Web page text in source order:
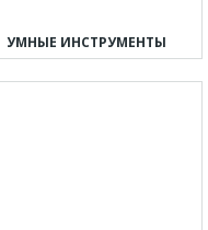
УМНЫЕ ИНСТРУМЕНТЫ